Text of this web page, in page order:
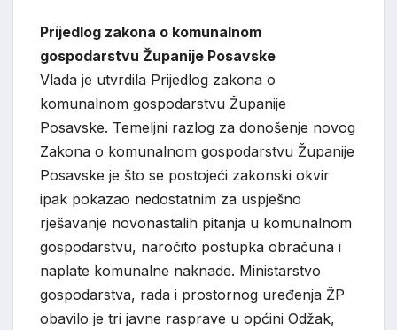
Prijedlog zakona o komunalnom
gospodarstvu Županije Posavske
Vlada je utvrdila Prijedlog zakona o
komunalnom gospodarstvu Županije
Posavske. Temeljni razlog za donošenje novog
Zakona o komunalnom gospodarstvu Županije
Posavske je što se postojeći zakonski okvir
ipak pokazao nedostatnim za uspješno
rješavanje novonastalih pitanja u komunalnom
gospodarstvu, naročito postupka obračuna i
naplate komunalne naknade. Ministarstvo
gospodarstva, rada i prostornog uređenja ŽP
obavilo je tri javne rasprave u općini Odžak,